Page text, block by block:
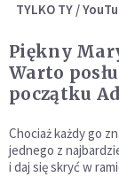
TYLKO TY /
Piękny
Warto
początku
Chociaż każdy go
jednego z
i daj się skryć w